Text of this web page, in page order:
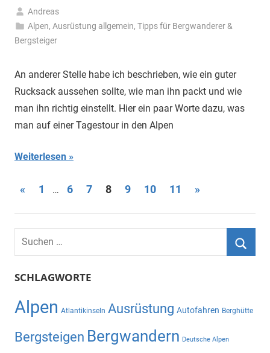
26.
April
Andreas
Alpen,Ausrüstung allgemein,Tipps für Bergwanderer &
Bergsteiger
An anderer Stelle habe ich beschrieben, wie ein guter
Rucksack aussehen sollte, wie man ihn packt und wie
man ihn richtig einstellt. Hier ein paar Worte dazu, was
man auf einer Tagestour in den Alpen
Weiterlesen
Seitennummerierung
der
Beiträge
« Vorherige
1 … 6 7 8 9 10 11
Nächste
»
Suchen
nach:
SCHLAGWORTE
Alpen Atlantikinseln Ausrüstung Autofahren Berghütte
Bergsteigen Bergwandern Deutsche Alpen